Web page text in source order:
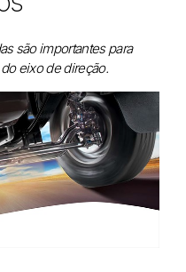
são importantes para
eixo de direção.